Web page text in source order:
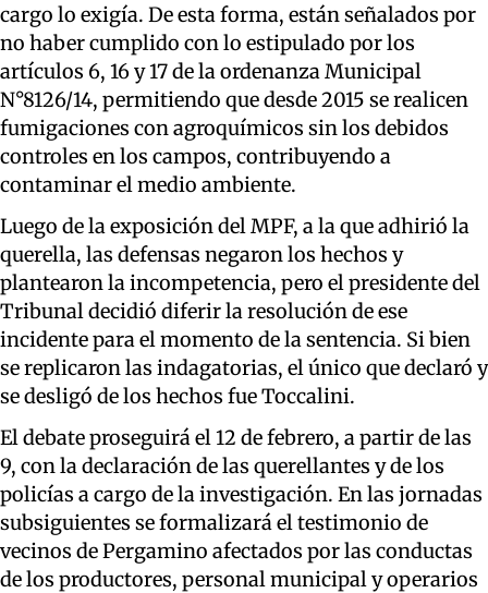
cargo lo exigía. De esta forma, están señalados por
no haber cumplido con lo estipulado por los
artículos 6, 16 y 17 de la ordenanza Municipal
N°8126/14, permitiendo que desde 2015 se realicen
fumigaciones con agroquímicos sin los debidos
controles en los campos, contribuyendo a
contaminar el medio ambiente.
Luego de la exposición del MPF, a la que adhirió la
querella, las defensas negaron los hechos y
plantearon la incompetencia, pero el presidente del
Tribunal decidió diferir la resolución de ese
incidente para el momento de la sentencia. Si bien
se replicaron las indagatorias, el único que declaró y
se desligó de los hechos fue Toccalini.
El debate proseguirá el 12 de febrero, a partir de las
9, con la declaración de las querellantes y de los
policías a cargo de la investigación. En las jornadas
subsiguientes se formalizará el testimonio de
vecinos de Pergamino afectados por las conductas
de los productores, personal municipal y operarios